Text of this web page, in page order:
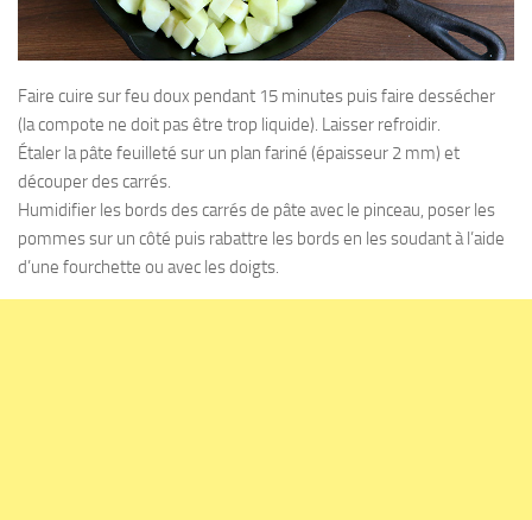
Faire cuire sur feu doux pendant 15 minutes puis faire dessécher
(la compote ne doit pas être trop liquide). Laisser refroidir.
Étaler la pâte feuilleté sur un plan fariné (épaisseur 2 mm) et
découper des carrés.
Humidifier les bords des carrés de pâte avec le pinceau, poser les
pommes sur un côté puis rabattre les bords en les soudant à l’aide
d’une fourchette ou avec les doigts.